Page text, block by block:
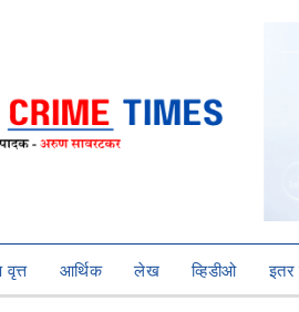
वृत्त आर्थिक लेख व्हिडीओ